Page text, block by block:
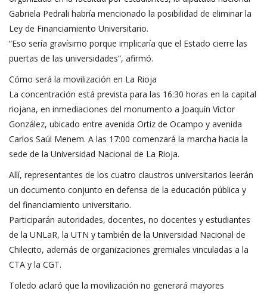
Gabriela Pedrali habría mencionado la posibilidad de eliminar la
Ley de Financiamiento Universitario.
“Eso sería gravísimo porque implicaría que el Estado cierre las
puertas de las universidades”, afirmó.
Cómo será la movilización en La Rioja
La concentración está prevista para las 16:30 horas en la capital
riojana, en inmediaciones del monumento a Joaquín Víctor
González, ubicado entre avenida Ortiz de Ocampo y avenida
Carlos Saúl Menem. A las 17:00 comenzará la marcha hacia la
sede de la Universidad Nacional de La Rioja.
Allí, representantes de los cuatro claustros universitarios leerán
un documento conjunto en defensa de la educación pública y
del financiamiento universitario.
Participarán autoridades, docentes, no docentes y estudiantes
de la UNLaR, la UTN y también de la Universidad Nacional de
Chilecito, además de organizaciones gremiales vinculadas a la
CTA y la CGT.
Toledo aclaró que la movilización no generará mayores